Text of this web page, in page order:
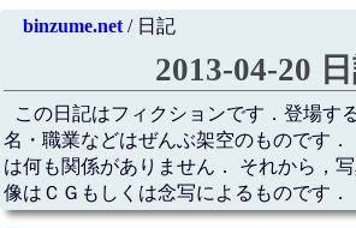
binzume.net/ 日記
2013-04-20
この日記はフィクションです．登場す
名・職業などはぜんぶ架空のものです．
は何も関係がありません． それから，
像はＣＧもしくは念写によるものです．